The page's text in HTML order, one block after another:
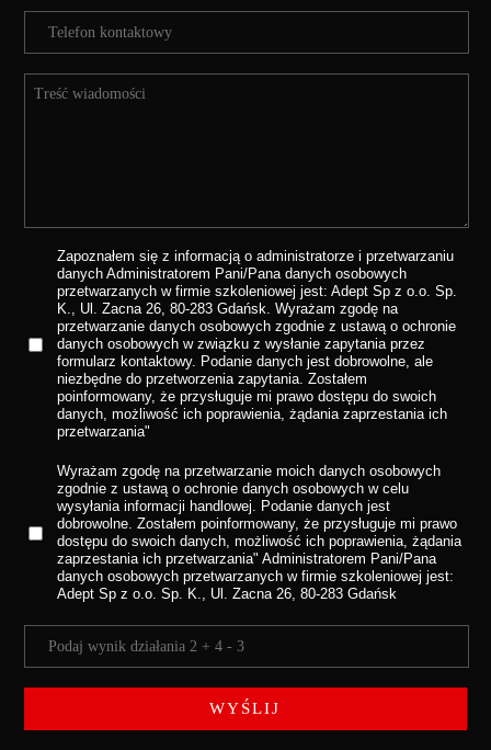
Zapoznałem się z informacją o administratorze i przetwarzaniu
danychAdministratorem Pani/Pana danych osobowych
przetwarzanych w firmie szkoleniowej jest: Adept Sp z o.o. Sp.
K., Ul. Zacna 26, 80-283 Gdańsk. Wyrażam zgodę na
przetwarzanie danych osobowych zgodnie z ustawą o ochronie
danych osobowych w związku z wysłanie zapytania przez
formularz kontaktowy. Podanie danych jest dobrowolne, ale
niezbędne do przetworzenia zapytania. Zostałem
poinformowany, że przysługuje mi prawo dostępu do swoich
danych, możliwość ich poprawienia, żądania zaprzestania ich
przetwarzania"
Wyrażam zgodę na przetwarzanie moich danych osobowych
zgodnie z ustawą o ochronie danych osobowych w celu
wysyłania informacji handlowej. Podanie danych jest
dobrowolne. Zostałem poinformowany, że przysługuje mi prawo
dostępu do swoich danych, możliwość ich poprawienia, żądania
zaprzestania ich przetwarzania" Administratorem Pani/Pana
danych osobowych przetwarzanych w firmie szkoleniowej jest:
Adept Sp z o.o. Sp. K., Ul. Zacna 26, 80-283 Gdańsk